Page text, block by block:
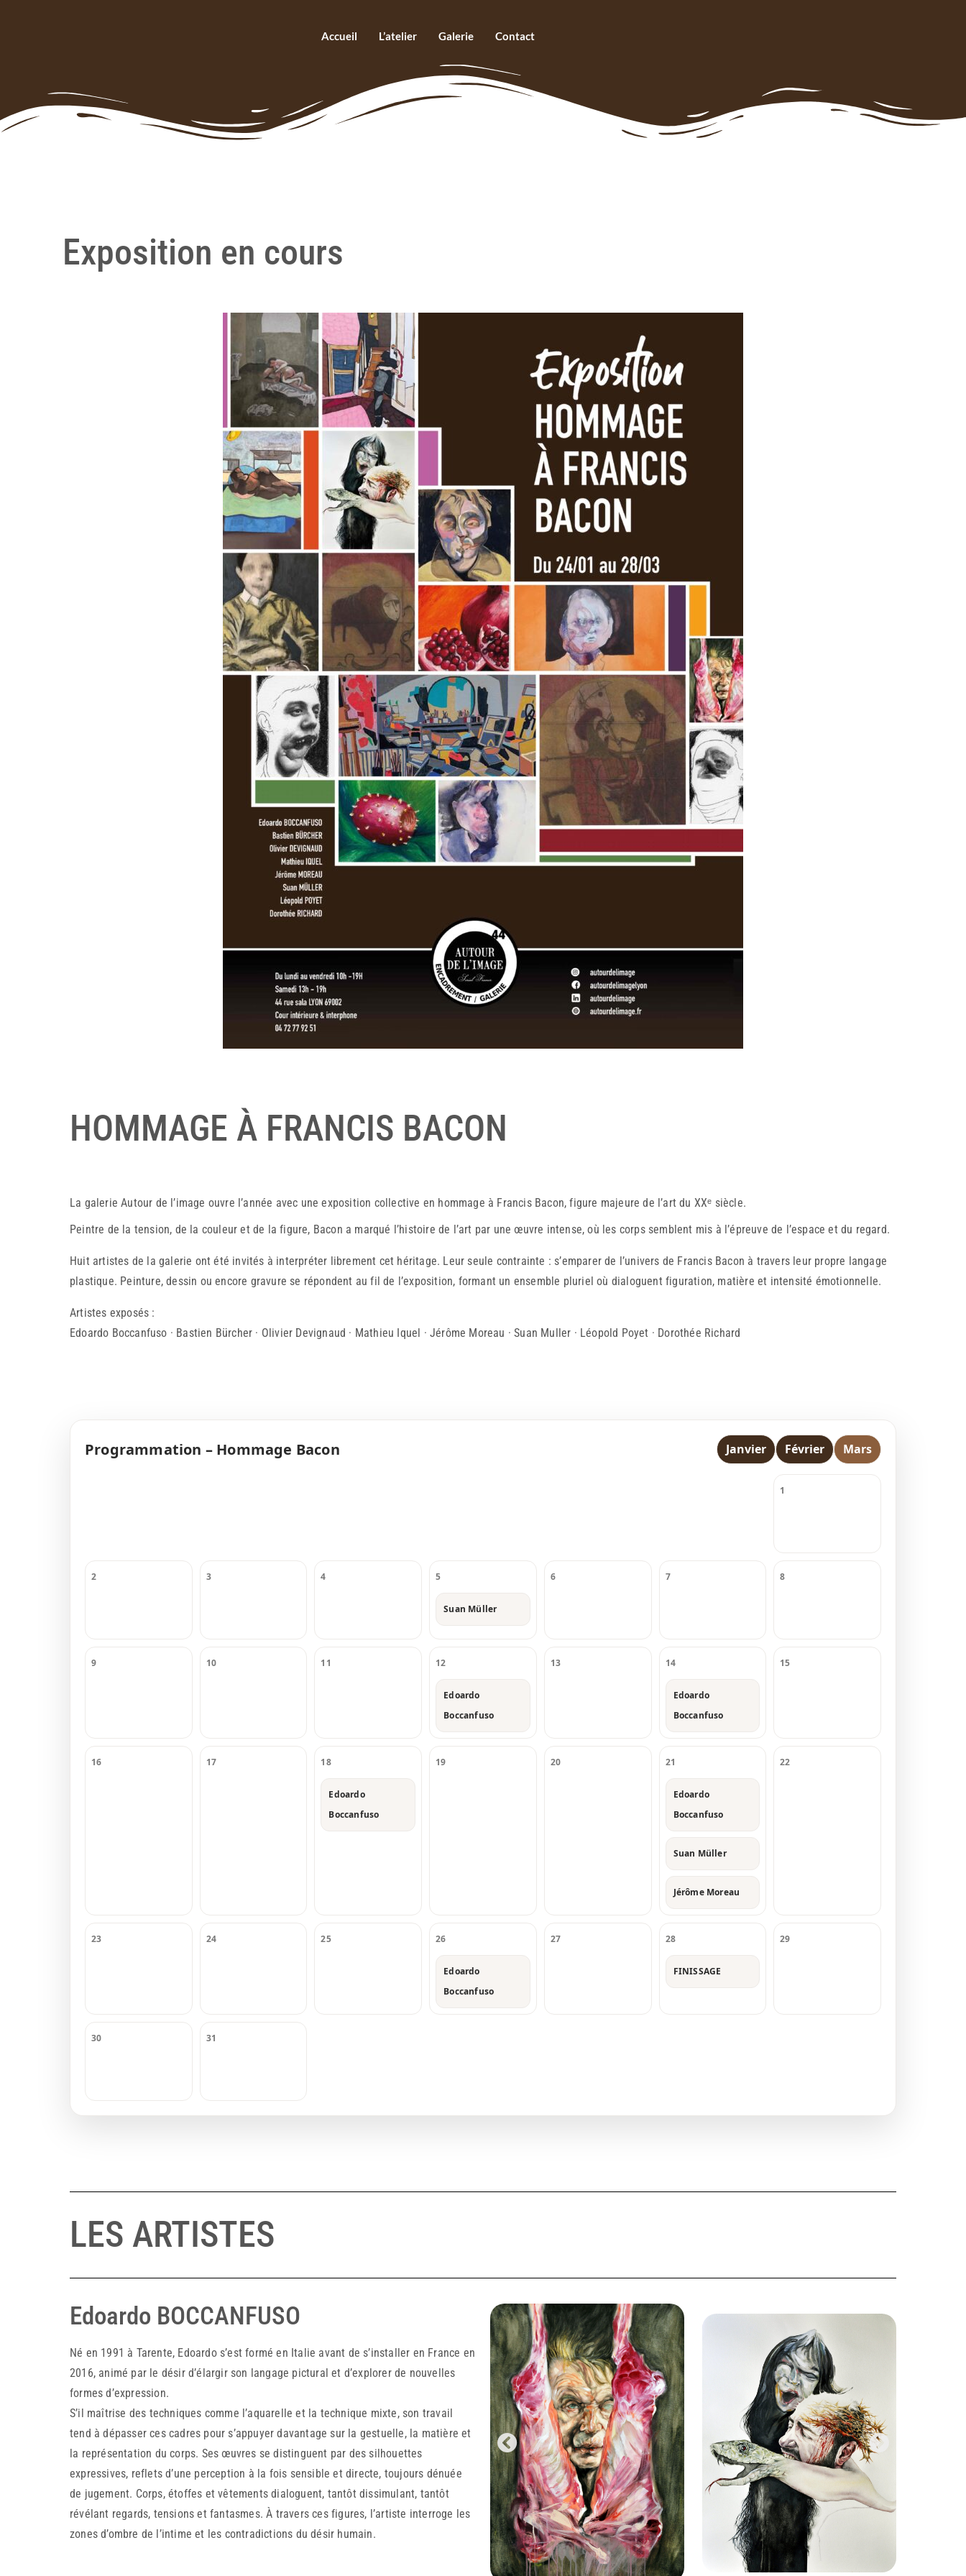
Accueil L’atelier Galerie Contact
Exposition en cours
HOMMAGE À FRANCIS BACON
La galerie Autour de l’image ouvre l’année avec une exposition collective en hommage à Francis Bacon, figure majeure de l’art du XXᵉ siècle.
Peintre de la tension, de la couleur et de la figure, Bacon a marqué l’histoire de l’art par une œuvre intense, où les corps semblent mis à l’épreuve de l’espace et du regard.
Huit artistes de la galerie ont été invités à interpréter librement cet héritage. Leur seule contrainte : s’emparer de l’univers de Francis Bacon à travers leur propre langage
plastique. Peinture, dessin ou encore gravure se répondent au fil de l’exposition, formant un ensemble pluriel où dialoguent figuration, matière et intensité émotionnelle.
Artistes exposés :
Edoardo Boccanfuso · Bastien Bürcher · Olivier Devignaud · Mathieu Iquel · Jérôme Moreau · Suan Muller · Léopold Poyet · Dorothée Richard
Programmation – Hommage Bacon Janvier Février Mars
1
2 3 4 5
Suan Müller
6 7 8
9 10 11 12
Edoardo
Boccanfuso
13 14
Edoardo
Boccanfuso
15
16 17 18
Edoardo
Boccanfuso
19 20 21
Edoardo
Boccanfuso
Suan Müller
Jérôme Moreau
22
23 24 25 26
Edoardo
Boccanfuso
27 28
FINISSAGE
29
30 31
LES ARTISTES
Edoardo BOCCANFUSO
Né en 1991 à Tarente, Edoardo s’est formé en Italie avant de s’installer en France en
2016, animé par le désir d’élargir son langage pictural et d’explorer de nouvelles
formes d’expression.
S’il maîtrise des techniques comme l’aquarelle et la technique mixte, son travail
tend à dépasser ces cadres pour s’appuyer davantage sur la gestuelle, la matière et
la représentation du corps. Ses œuvres se distinguent par des silhouettes
expressives, reflets d’une perception à la fois sensible et directe, toujours dénuée
de jugement. Corps, étoffes et vêtements dialoguent, tantôt dissimulant, tantôt
révélant regards, tensions et fantasmes. À travers ces figures, l’artiste interroge les
zones d’ombre de l’intime et les contradictions du désir humain.